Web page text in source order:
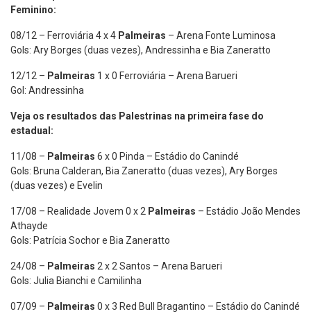
Feminino:
08/12 – Ferroviária 4 x 4 Palmeiras – Arena Fonte Luminosa
Gols: Ary Borges (duas vezes), Andressinha e Bia Zaneratto
12/12 – Palmeiras 1 x 0 Ferroviária – Arena Barueri
Gol: Andressinha
Veja os resultados das Palestrinas na primeira fase do
estadual:
11/08 – Palmeiras 6 x 0 Pinda – Estádio do Canindé
Gols: Bruna Calderan, Bia Zaneratto (duas vezes), Ary Borges
(duas vezes) e Evelin
17/08 – Realidade Jovem 0 x 2 Palmeiras – Estádio João Mendes
Athayde
Gols: Patrícia Sochor e Bia Zaneratto
24/08 – Palmeiras 2 x 2 Santos – Arena Barueri
Gols: Julia Bianchi e Camilinha
07/09 – Palmeiras 0 x 3 Red Bull Bragantino – Estádio do Canindé